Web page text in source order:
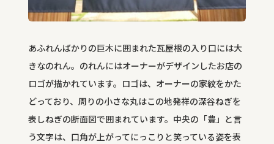
あふれんばかりの巨木に囲まれた瓦屋根の入り口には大
きなのれん。のれんにはオーナーがデザインしたお店の
ロゴが描かれています。ロゴは、オーナーの家紋をかた
どっており、周りの小さな丸はこの地発祥の深谷ねぎを
表しねぎの断面図で囲まれています。中央の「豊」と言
う文字は、口角が上がってにっこりと笑っている姿を表